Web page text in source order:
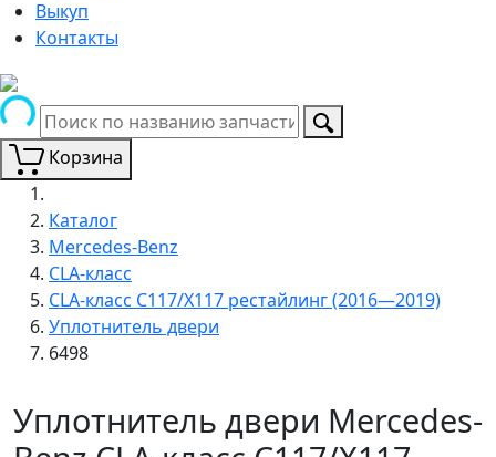
Выкуп
Контакты
Корзина
Каталог
Mercedes-Benz
CLA-класс
CLA-класс C117/X117 рестайлинг (2016—2019)
Уплотнитель двери
6498
Уплотнитель двери Mercedes-